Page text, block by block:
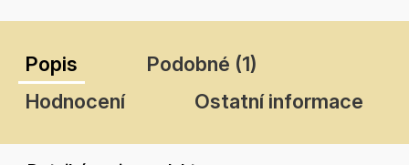
Popis
Podobné (1)
Hodnocení
Ostatní informace